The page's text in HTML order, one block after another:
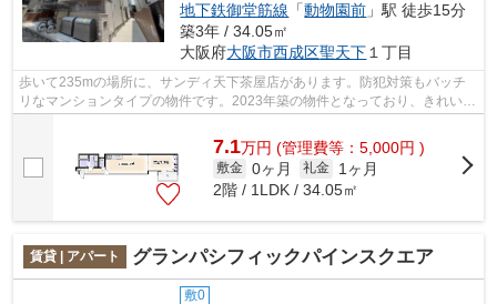
地下鉄御堂筋線 「動物園前 」駅 徒歩15分
築3年 / 34.05㎡
大阪府大阪市西成区聖天下 １丁目
歩いて235mの場所に、サンディ天下茶屋店があります。防犯対策もバッチ
リなマンションタイプの物件です。2023年築の物件となっており、きれいな
7.1万円 (管理費等：5,000円 )
敷金 0ヶ月 礼金
1ヶ月
2階 / 1LDK / 34.05㎡
賃貸 | アパート グランパシフィックパインスクエア
敷0